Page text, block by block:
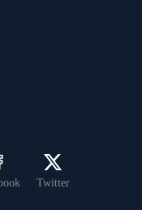
Twitter